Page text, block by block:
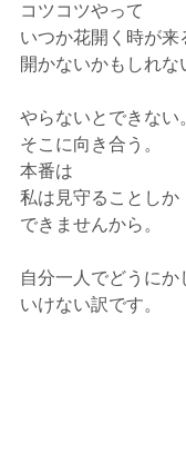
コツコツやって
いつか花開く時が来
開かないかもしれな
やらないとできない
そこに向き合う。
本番は
私は見守ることしか
できませんから。
自分一人でどうにか
いけない訳です。